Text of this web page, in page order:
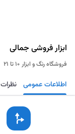
ابزار فروشی جمالی
فروشگاه رنگ و ابزار ۱۰ تا ۲۱
مسیریابی
اطلاعات عمومی نظرات